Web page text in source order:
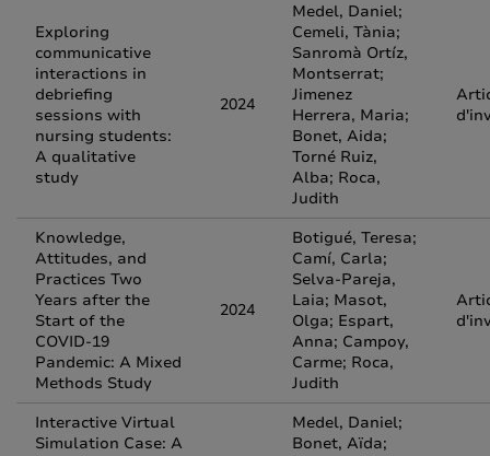
Exploring
communicative
interactions in
debriefing
sessions with
nursing students:
A qualitative
study
2024
Medel, Daniel;
Cemeli, Tània;
Sanromà Ortíz,
Montserrat;
Jimenez
Herrera, Maria;
Bonet, Aida;
Torné Ruiz,
Alba; Roca,
Judith
Knowledge,
Attitudes, and
Practices Two
Years after the
Start of the
COVID-19
Pandemic: A Mixed
Methods Study
2024
Botigué, Teresa;
Camí, Carla;
Selva-Pareja,
Laia; Masot,
Olga; Espart,
Anna; Campoy,
Carme; Roca,
Judith
Interactive Virtual
Simulation Case: A
Medel, Daniel;
Bonet, Aïda;